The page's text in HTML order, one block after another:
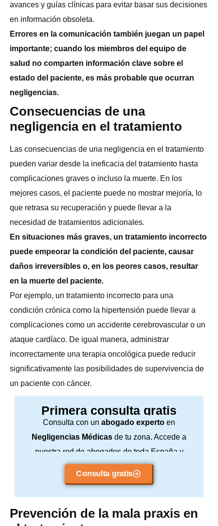
avances y guías clínicas para evitar basar sus decisiones
en información obsoleta.
Errores en la comunicación también juegan un papel
importante; cuando los miembros del equipo de
salud no comparten información clave sobre el
estado del paciente, es más probable que ocurran
negligencias.
Consecuencias de una
negligencia en el tratamiento
Las consecuencias de una negligencia en el tratamiento
pueden variar desde la ineficacia del tratamiento hasta
complicaciones graves o incluso la muerte. En los
mejores casos, el paciente puede no mostrar mejoría, lo
que retrasa su recuperación y puede llevar a la
necesidad de tratamientos adicionales.
En situaciones más graves, un tratamiento incorrecto
puede empeorar la condición del paciente, causar
daños irreversibles o, en los peores casos, resultar
en la muerte del paciente.
Por ejemplo, un tratamiento incorrecto para una
condición crónica como la hipertensión puede llevar a
complicaciones como un accidente cerebrovascular o un
ataque cardíaco. De igual manera, administrar
incorrectamente una terapia oncológica puede reducir
significativamente las posibilidades de supervivencia de
un paciente con cáncer.
Primera consulta gratis
Consulta con un abogado experto en
Negligencias Médicas de tu zona. Accede a
nuestra red de abogados de toda España y
consulta sin compromiso.
Consulta gratis
Prevención de la mala praxis en